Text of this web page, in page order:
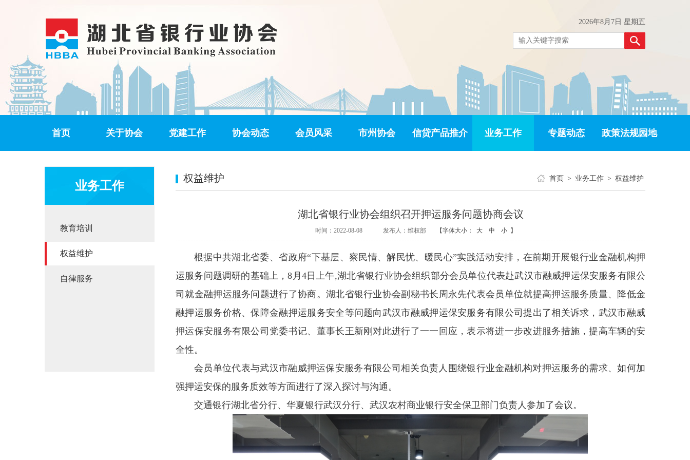
2026年8月7日 星期五
首页 关于协会 党建工作 协会动态 会员风采 市州协会 信贷产品推介 业务工作 专题动态 政策法规园地
业务工作
教育培训
权益维护
自律服务
权益维护 首页 > 业务工作 > 权益维护
湖北省银行业协会组织召开押运服务问题协商会议
时间：2022-08-08 发布人：维权部 【字体大小： 大 中 小 】
根据中共湖北省委、省政府“下基层、察民情、解民忧、暖民心”实践活动安排，在前期开展银行业金融机构押
运服务问题调研的基础上，8月4日上午,湖北省银行业协会组织部分会员单位代表赴武汉市融威押运保安服务有限公
司就金融押运服务问题进行了协商。湖北省银行业协会副秘书长周永先代表会员单位就提高押运服务质量、降低金
融押运服务价格、保障金融押运服务安全等问题向武汉市融威押运保安服务有限公司提出了相关诉求，武汉市融威
押运保安服务有限公司党委书记、董事长王新刚对此进行了一一回应，表示将进一步改进服务措施，提高车辆的安
全性。
会员单位代表与武汉市融威押运保安服务有限公司相关负责人围绕银行业金融机构对押运服务的需求、如何加
强押运安保的服务质效等方面进行了深入探讨与沟通。
交通银行湖北省分行、华夏银行武汉分行、武汉农村商业银行安全保卫部门负责人参加了会议。